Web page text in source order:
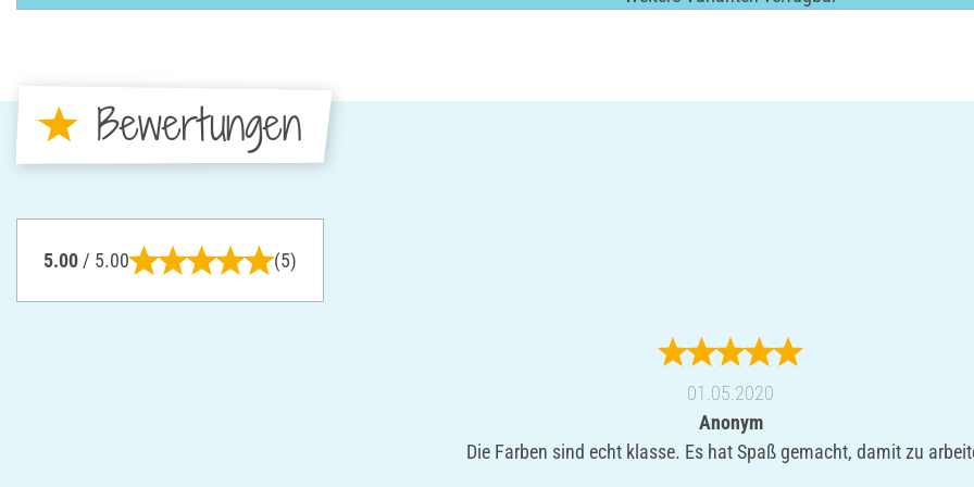
Bewertungen
5.00 / 5.00 (5)
01.05.2020
Anonym
Die Farben sind echt klasse. Es hat Spaß gemacht, damit zu